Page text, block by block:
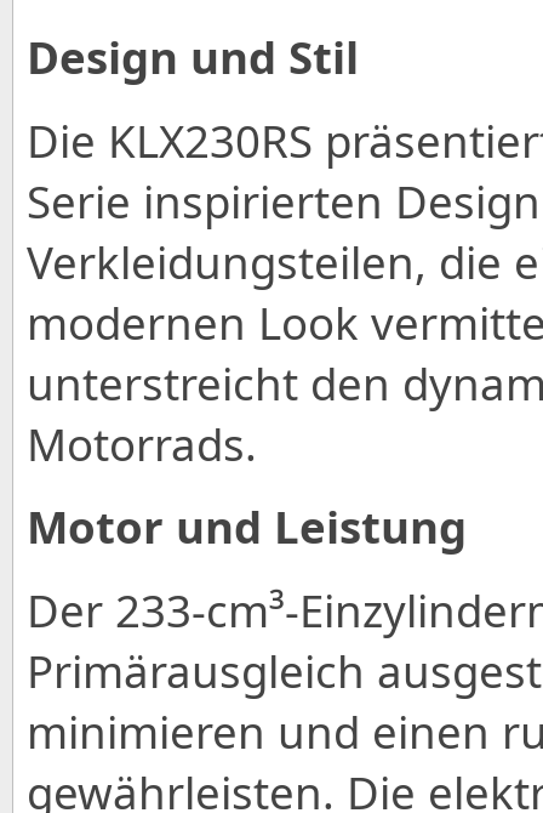
Design und Stil
Die KLX230RS
Serie inspirierten
Verkleidungsteilen, die
modernen Look
unterstreicht den
Motorrads.
Motor und Leistung
Der 233-cm³-
Primärausgleich
minimieren und einen
gewährleisten. Die